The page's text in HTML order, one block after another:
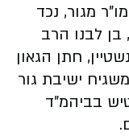
מגור, נכד
לבנו הרב
חתן הגאון
ישיבת גור
בביהמ"ד